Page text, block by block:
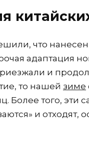
что
адаптация
и
то нашей зиме
Более того, эти
и отходят,